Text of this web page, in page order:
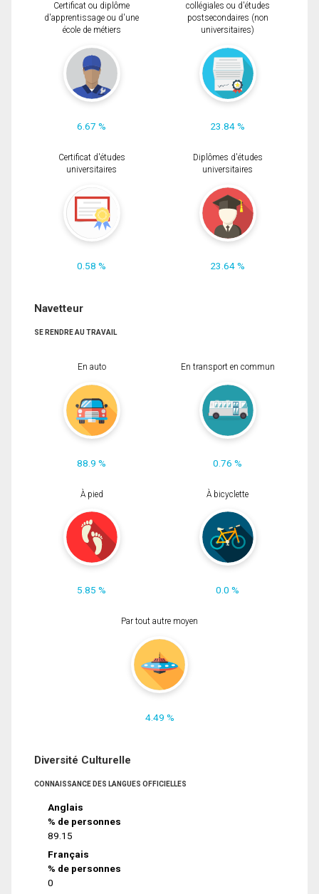
Certificat ou diplôme
d'apprentissage ou d'une
école de métiers
6.67 %
collégiales ou d'études
postsecondaires (non
universitaires)
23.84 %
Certificat d'études
universitaires
0.58 %
Diplômes d'études
universitaires
23.64 %
Navetteur
SE RENDRE AU TRAVAIL
En auto
88.9 %
En transport en commun
0.76 %
À pied
5.85 %
À bicyclette
0.0 %
Par tout autre moyen
4.49 %
Diversité Culturelle
CONNAISSANCE DES LANGUES OFFICIELLES
Anglais
% de personnes
89.15
Français
% de personnes
0